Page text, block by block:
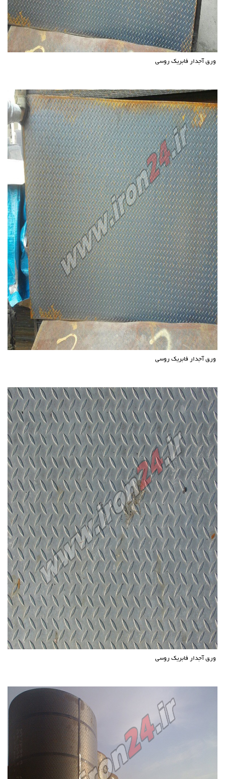
ورق آجدار فابریک روسی
ورق آجدار فابریک روسی
ورق آجدار فابریک روسی